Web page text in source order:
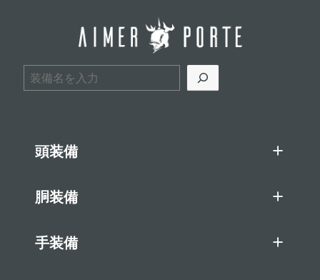
検索
頭装備
胴装備
手装備